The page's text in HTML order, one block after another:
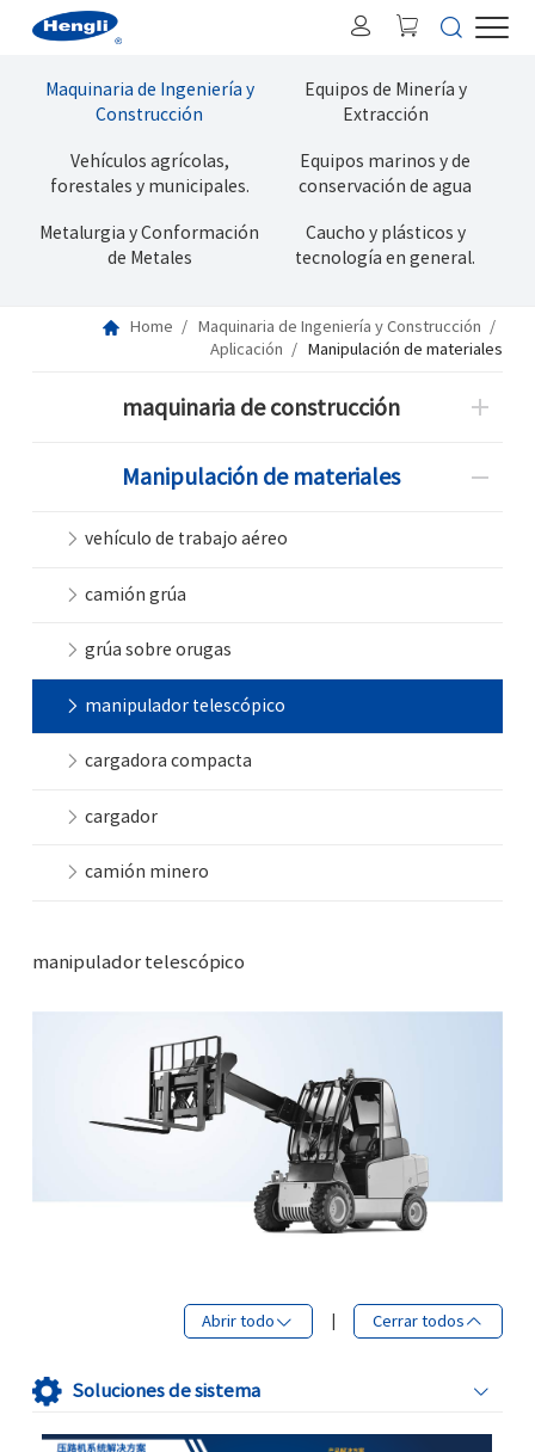
Maquinaria de Ingeniería y
Construcción
Equipos de Minería y
Extracción
Vehículos agrícolas,
forestales y municipales.
Equipos marinos y de
conservación de agua
Metalurgia y Conformación
de Metales
Caucho y plásticos y
tecnología en general.
Home
Maquinaria de Ingeniería y Construcción
Aplicación
Manipulación de materiales
maquinaria de construcción
Manipulación de materiales
vehículo de trabajo aéreo
camión grúa
grúa sobre orugas
manipulador telescópico
cargadora compacta
cargador
camión minero
manipulador telescópico
Abrir todo Cerrar todos
Soluciones de sistema